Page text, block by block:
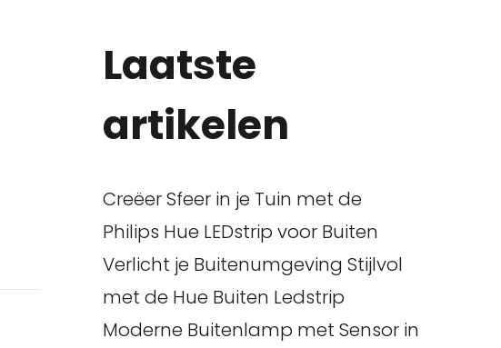
Laatste
artikelen
Creëer Sfeer in je Tuin met de
Philips Hue LEDstrip voor Buiten
Verlicht je Buitenumgeving Stijlvol
met de Hue Buiten Ledstrip
Moderne Buitenlamp met Sensor in